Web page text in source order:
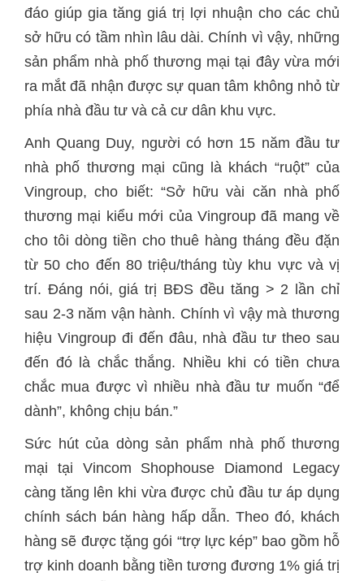
đáo giúp gia tăng giá trị lợi nhuận cho các chủ
sở hữu có tầm nhìn lâu dài. Chính vì vậy, những
sản phẩm nhà phố thương mại tại đây vừa mới
ra mắt đã nhận được sự quan tâm không nhỏ từ
phía nhà đầu tư và cả cư dân khu vực.
Anh Quang Duy, người có hơn 15 năm đầu tư
nhà phố thương mại cũng là khách “ruột” của
Vingroup, cho biết: “Sở hữu vài căn nhà phố
thương mại kiểu mới của Vingroup đã mang về
cho tôi dòng tiền cho thuê hàng tháng đều đặn
từ 50 cho đến 80 triệu/tháng tùy khu vực và vị
trí. Đáng nói, giá trị BĐS đều tăng > 2 lần chỉ
sau 2-3 năm vận hành. Chính vì vậy mà thương
hiệu Vingroup đi đến đâu, nhà đầu tư theo sau
đến đó là chắc thắng. Nhiều khi có tiền chưa
chắc mua được vì nhiều nhà đầu tư muốn “để
dành”, không chịu bán.”
Sức hút của dòng sản phẩm nhà phố thương
mại tại Vincom Shophouse Diamond Legacy
càng tăng lên khi vừa được chủ đầu tư áp dụng
chính sách bán hàng hấp dẫn. Theo đó, khách
hàng sẽ được tặng gói “trợ lực kép” bao gồm hỗ
trợ kinh doanh bằng tiền tương đương 1% giá trị